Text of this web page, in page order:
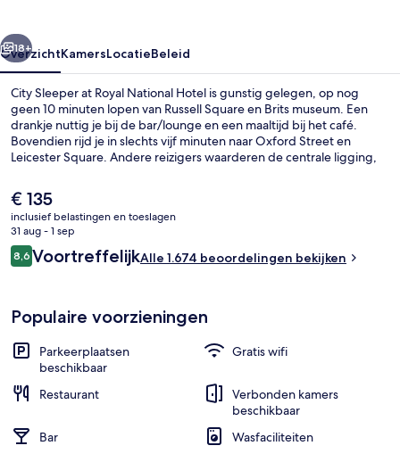
Volgende
18+
OverzichtKamersLocatieBeleid
City Sleeper at Royal National Hotel is gunstig gelegen, op nog
geen 10 minuten lopen van Russell Square en Brits museum. Een
drankje nuttig je bij de bar/lounge en een maaltijd bij het café.
Bovendien rijd je in slechts vijf minuten naar Oxford Street en
Leicester Square. Andere reizigers waarderen de centrale ligging,
vervoer: naar Russell Square Underground Station is het 4 minuten
lopen en naar Euston Underground Station 10 minuten.
De
huidige
prijs
is
€ 135
€ 135
inclusief belastingen en toeslagen
31 aug - 1 sep
Beoordelingen
8,68,6 op 10 –
VoortreffelijkAlle 1.674 beoordelingen bekijken
Populaire voorzieningen
Parkeerplaatsen
beschikbaar
Gratis wifi
Restaurant
Verbonden kamers
beschikbaar
Bar
Wasfaciliteiten